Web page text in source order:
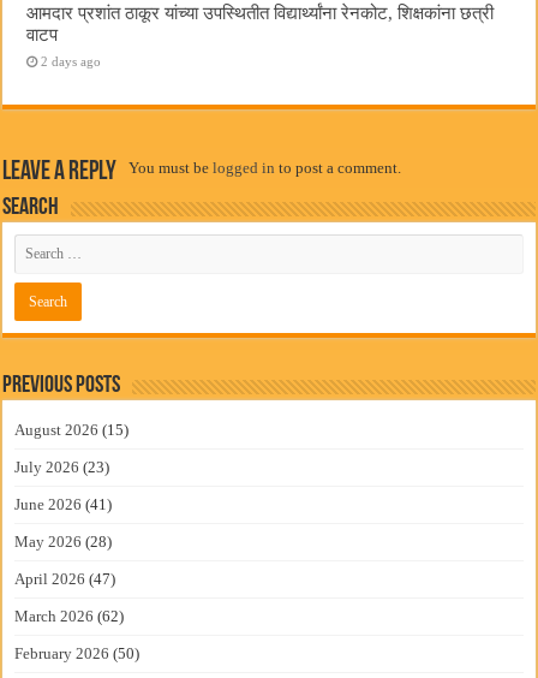
आमदार प्रशांत ठाकूर यांच्या उपस्थितीत विद्यार्थ्यांना रेनकोट, शिक्षकांना छत्री
वाटप
2 days ago
Leave a Reply You must belogged in to post a comment.
Search
Previous Posts
August 2026 (15)
July 2026 (23)
June 2026 (41)
May 2026 (28)
April 2026 (47)
March 2026 (62)
February 2026 (50)